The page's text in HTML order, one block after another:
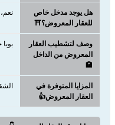
هل يوجد مدخل خاص
للعقار المعروض؟⛩️
وصف لتشطيب العقار
المعروض من الداخل
🏩
المزايا المتوفرة في
العقار المعروض👍